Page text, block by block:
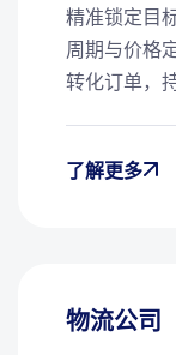
精准锁定目
周期与价格
转化订单，
了解更多
物流公司